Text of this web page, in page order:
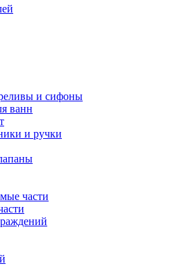
и сифоны
ванн
и ручки
части